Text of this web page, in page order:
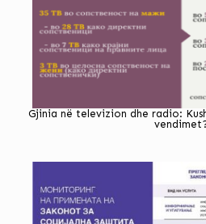
Gjinia në televizion dhe radio: